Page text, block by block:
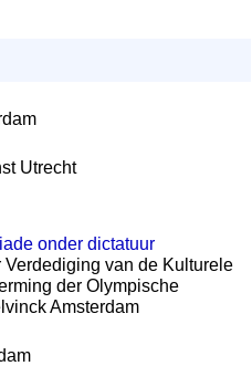
Utrecht
onder dictatuur
van de Kulturele
der Olympische
Amsterdam